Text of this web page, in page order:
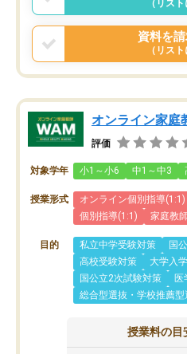
（リス
資料を
（リス
オンライン家庭
評価
対象学年 小1～小6 中1～中3
授業形式 オンライン個別指導(1:1)
個別指導(1:1)
家庭教
目的 私立中学受験対策
国
高校受験対策
大学入
国公立2次試験対策
医
総合型選抜・学校推薦型
授業料の目